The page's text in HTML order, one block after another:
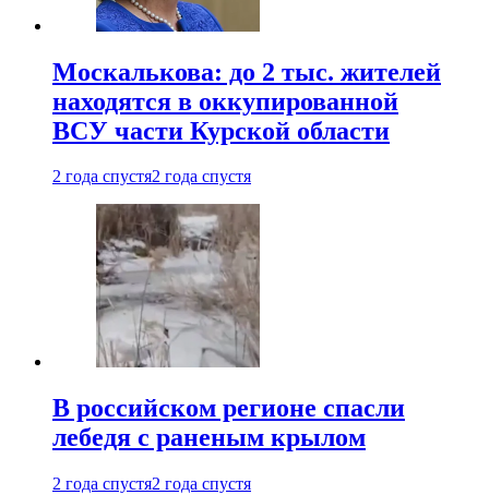
Москалькова: до 2 тыс. жителей
находятся в оккупированной
ВСУ части Курской области
2 года спустя2 года спустя
В российском регионе спасли
лебедя с раненым крылом
2 года спустя2 года спустя